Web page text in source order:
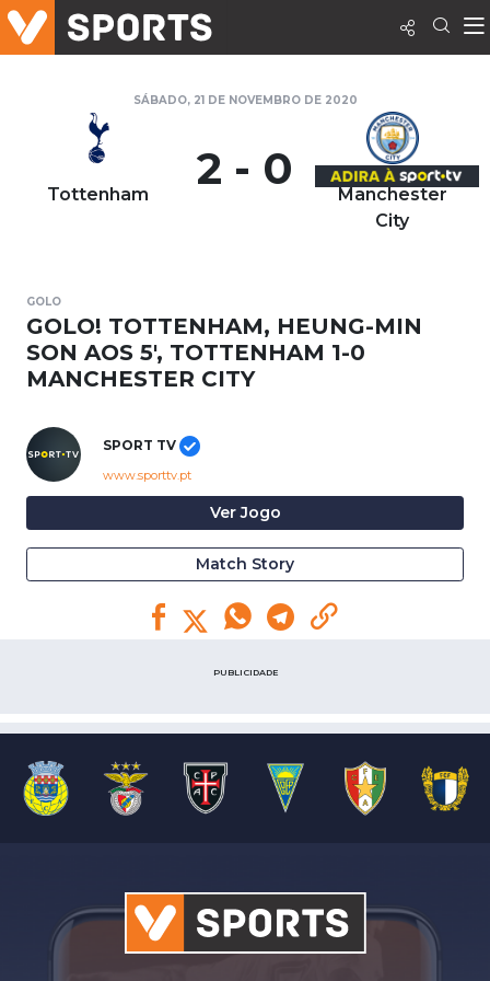
SÁBADO, 21 DE NOVEMBRO DE 2020
Tottenham 2 - 0
Manchester
City
GOLO
GOLO! TOTTENHAM, HEUNG-MIN
SON AOS 5', TOTTENHAM 1-0
MANCHESTER CITY
SPORT TV
www.sporttv.pt
Ver Jogo
Match Story
PUBLICIDADE